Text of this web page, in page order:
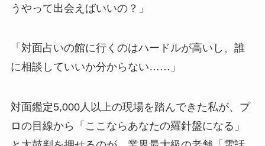
うやって出会えばいいの？」
「対面占いの館に行くのはハードルが高いし、誰
に相談していいか分からない……」
対面鑑定5,000人以上の現場を踏んできた私が、プ
ロの目線から「ここならあなたの羅針盤になる」